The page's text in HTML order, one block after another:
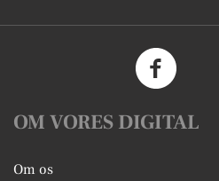
OM VORES DIGITAL
Om os